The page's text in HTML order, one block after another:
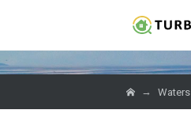
→ Waters